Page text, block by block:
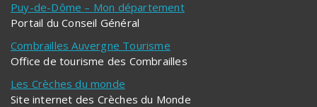
Puy-de-Dôme – Mon département
Portail du Conseil Général
Combrailles Auvergne Tourisme
Office de tourisme des Combrailles
Les Crèches du monde
Site internet des Crèches du Monde